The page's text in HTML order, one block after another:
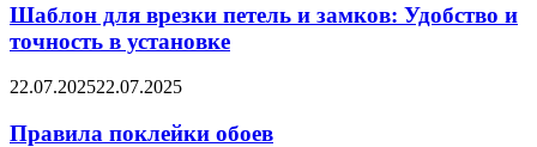
Шаблон для врезки петель и замков: Удобство и
точность в установке
22.07.202522.07.2025
Правила поклейки обоев